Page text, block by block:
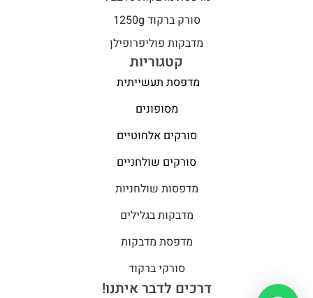
סורק ברקוד 1250g
מדבקות פוליפרופילן
קטגוריות
מדפסת תעשייתית
מסופונים
סורקים אלחוטיים
סורקים שולחניים
מדפסות שולחניות
מדבקות בגלילים
מדפסת מדבקות
סורקי ברקוד
דרכים לדבר איתנו!